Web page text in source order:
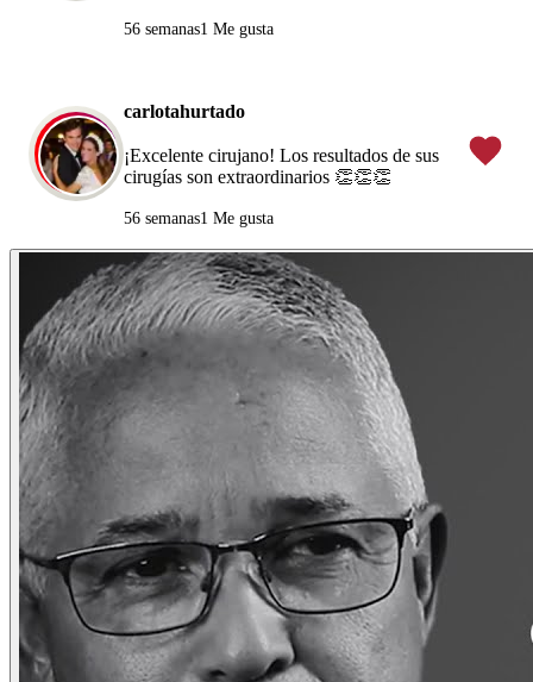
56 semanas1 Me gusta
carlotahurtado
¡Excelente cirujano! Los resultados de sus
cirugías son extraordinarios 👏👏👏
56 semanas1 Me gusta